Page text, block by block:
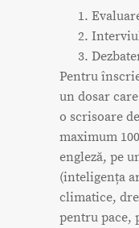
Pentru
un dosar
o scrisoare
maximum
engleză, pe
(inteligența
climatice,
pentru pace,